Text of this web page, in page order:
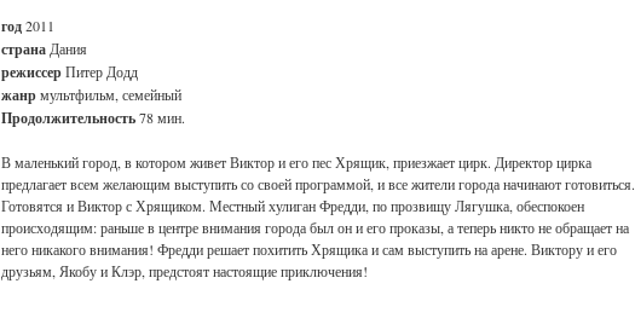
год2011
страна Дания
режиссерПитер Додд
жанрмультфильм, семейный
Продолжительность78 мин.
В маленький город, в котором живет Виктор и его пес Хрящик, приезжает цирк. Директор цирка
предлагает всем желающим выступить со своей программой, и все жители города начинают готовиться.
Готовятся и Виктор с Хрящиком. Местный хулиган Фредди, по прозвищу Лягушка, обеспокоен
происходящим: раньше в центре внимания города был он и его проказы, а теперь никто не обращает на
него никакого внимания! Фредди решает похитить Хрящика и сам выступить на арене. Виктору и его
друзьям, Якобу и Клэр, предстоят настоящие приключения!